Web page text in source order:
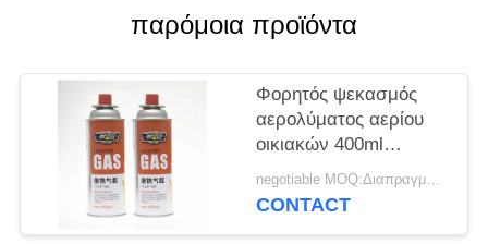
PRIVACY
POLICY
παρόμοια προϊόντα
Φορητός ψεκασμός
αερολύματος αερίου
οικιακών 400ml
κασετών
negotiable MOQ:Διαπραγματεύσιμος
CONTACT